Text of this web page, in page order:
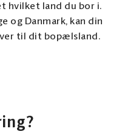
hvilket land du bor i.
og Danmark, kan din
til dit bopælsland.